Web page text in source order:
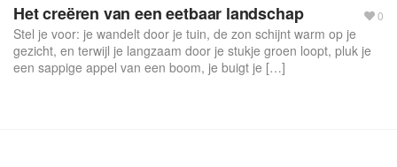
Het creëren van een eetbaar landschap
Stel je voor: je wandelt door je tuin, de zon schijnt warm op je
gezicht, en terwijl je langzaam door je stukje groen loopt, pluk je
een sappige appel van een boom, je buigt je […]
0